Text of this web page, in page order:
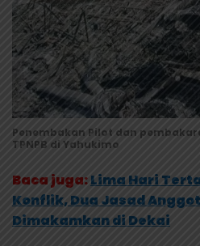
Penembakan Pilot dan
TPNPB di Yahukimo
Baca juga:Lima Hari
Konflik, Dua Jasad
Dimakamkan di Dekai